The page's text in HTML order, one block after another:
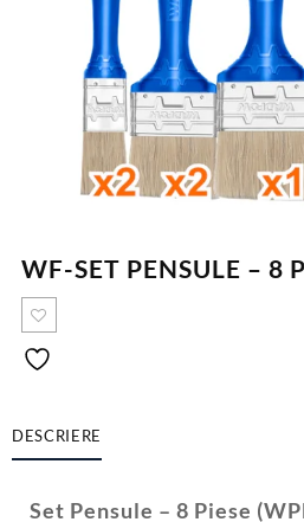
WF-SET PENSULE – 8
DESCRIERE
Set Pensule – 8 Piese